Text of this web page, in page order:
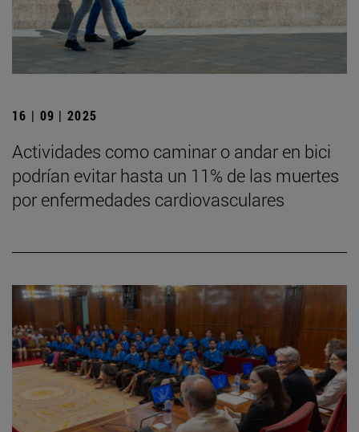
16 | 09 | 2025
Actividades como caminar o andar en bici
podrían evitar hasta un 11% de las muertes
por enfermedades cardiovasculares